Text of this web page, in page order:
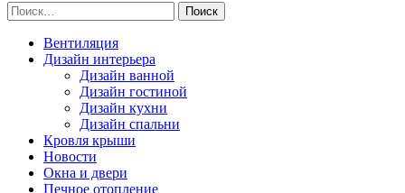
Найти:
Вентиляция
Дизайн интерьера
Дизайн ванной
Дизайн гостиной
Дизайн кухни
Дизайн спальни
Кровля крыши
Новости
Окна и двери
Печное отопление